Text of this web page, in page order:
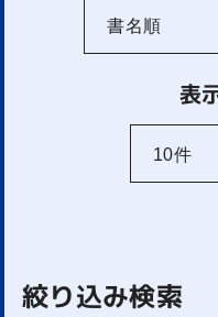
表
絞り込み検索